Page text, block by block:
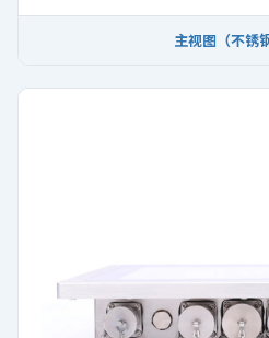
主视图（不锈